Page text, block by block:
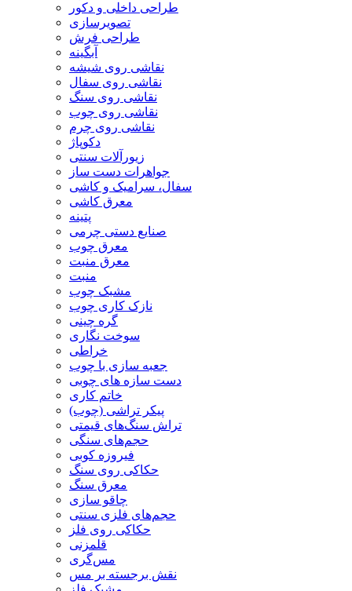
طراحی داخلی و دکور
تصویرسازی
طراحی فرش
آبگینه
نقاشی روی شیشه
نقاشی روی سفال
نقاشی روی سنگ
نقاشی روی چوب
نقاشی روی چرم
دکوپاژ
زیورآلات سنتی
جواهرات دست ساز
سفال، سرامیک و کاشی
معرق کاشی
پتینه
صنایع دستی چرمی
معرق چوب
معرق منبت
منبت
مشبک چوب
نازک کاری چوب
گره چینی
سوخت نگاری
خراطی
جعبه سازی با چوب
دست سازه های چوبی
خاتم کاری
پیکر تراشی (چوب)
تراش سنگ‌های قیمتی
حجم‌های سنگی
فیروزه کوبی
حکاکی روی سنگ
معرق سنگ
چاقو سازی
حجم‌های فلزی سنتی
حکاکی روی فلز
قلمزنی
مس‌گری
نقش برجسته بر مس